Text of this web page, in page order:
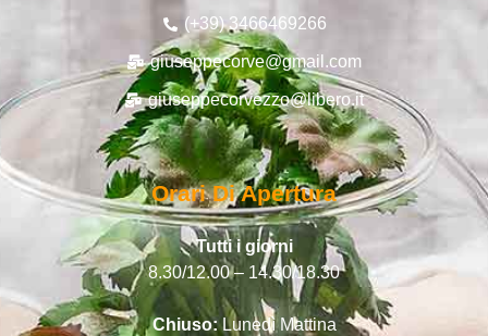
(+39) 3466469266
giuseppecorve@gmail.com
giuseppecorvezzo@libero.it
Orari Di Apertura
Tutti i giorni
8.30/12.00 – 14.30/18.30
Chiuso:Lunedì Mattina